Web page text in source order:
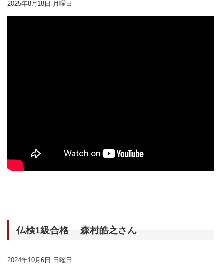
2025年8月18日 月曜日
仏検1級合格 森村皓之さん
2024年10月6日 日曜日